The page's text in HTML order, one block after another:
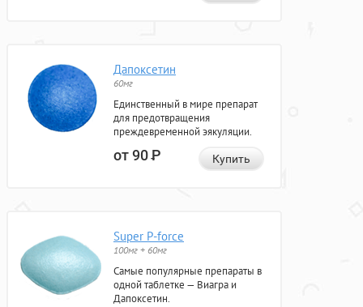
Дапоксетин
60мг
Единственный в мире препарат
для предотвращения
преждевременной эякуляции.
от 90Р Купить
Super P-force
100мг + 60мг
Самые популярные препараты в
одной таблетке — Виагра и
Дапоксетин.